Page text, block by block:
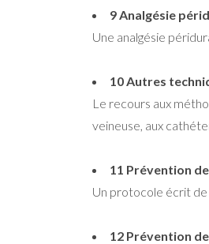
9 Analgésie
Une analgésie
10 Autres
Le recours aux
veineuse, aux
11 Prévention
Un protocole écrit
12 Prévention